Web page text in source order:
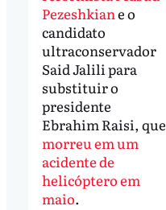
Pezeshkiane o
candidato
ultraconservador
Said Jalili para
substituir o
presidente
Ebrahim Raisi, que
morreu em um
acidente de
helicóptero em
maio.